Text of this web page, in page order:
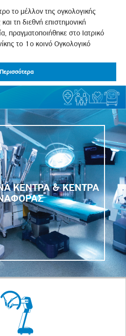
Περισσότερα
Περισσότερα
το μέλλον της ογκολογικής
τη διεθνή επιστημονική
πραγματοποιήθηκε στο Ιατρικό
το 1ο κοινό Ογκολογικό
ΚΕΝΤΡΑ & ΚΕΝΤΡΑ